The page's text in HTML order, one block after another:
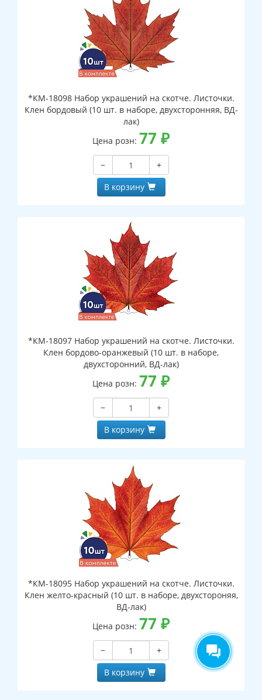
*КМ-18098 Набор украшений на скотче. Листочки.
Клен бордовый (10 шт. в наборе, двухсторонняя, ВД-
лак)
Цена розн: 77 ₽
−
+
В корзину
*КМ-18097 Набор украшений на скотче. Листочки.
Клен бордово-оранжевый (10 шт. в наборе,
двухсторонний, ВД-лак)
Цена розн: 77 ₽
−
+
В корзину
*КМ-18095 Набор украшений на скотче. Листочки.
Клен желто-красный (10 шт. в наборе, двухстороняя,
ВД-лак)
Цена розн: 77 ₽
−
+
В корзину